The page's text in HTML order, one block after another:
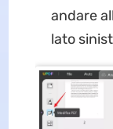
andare
lato